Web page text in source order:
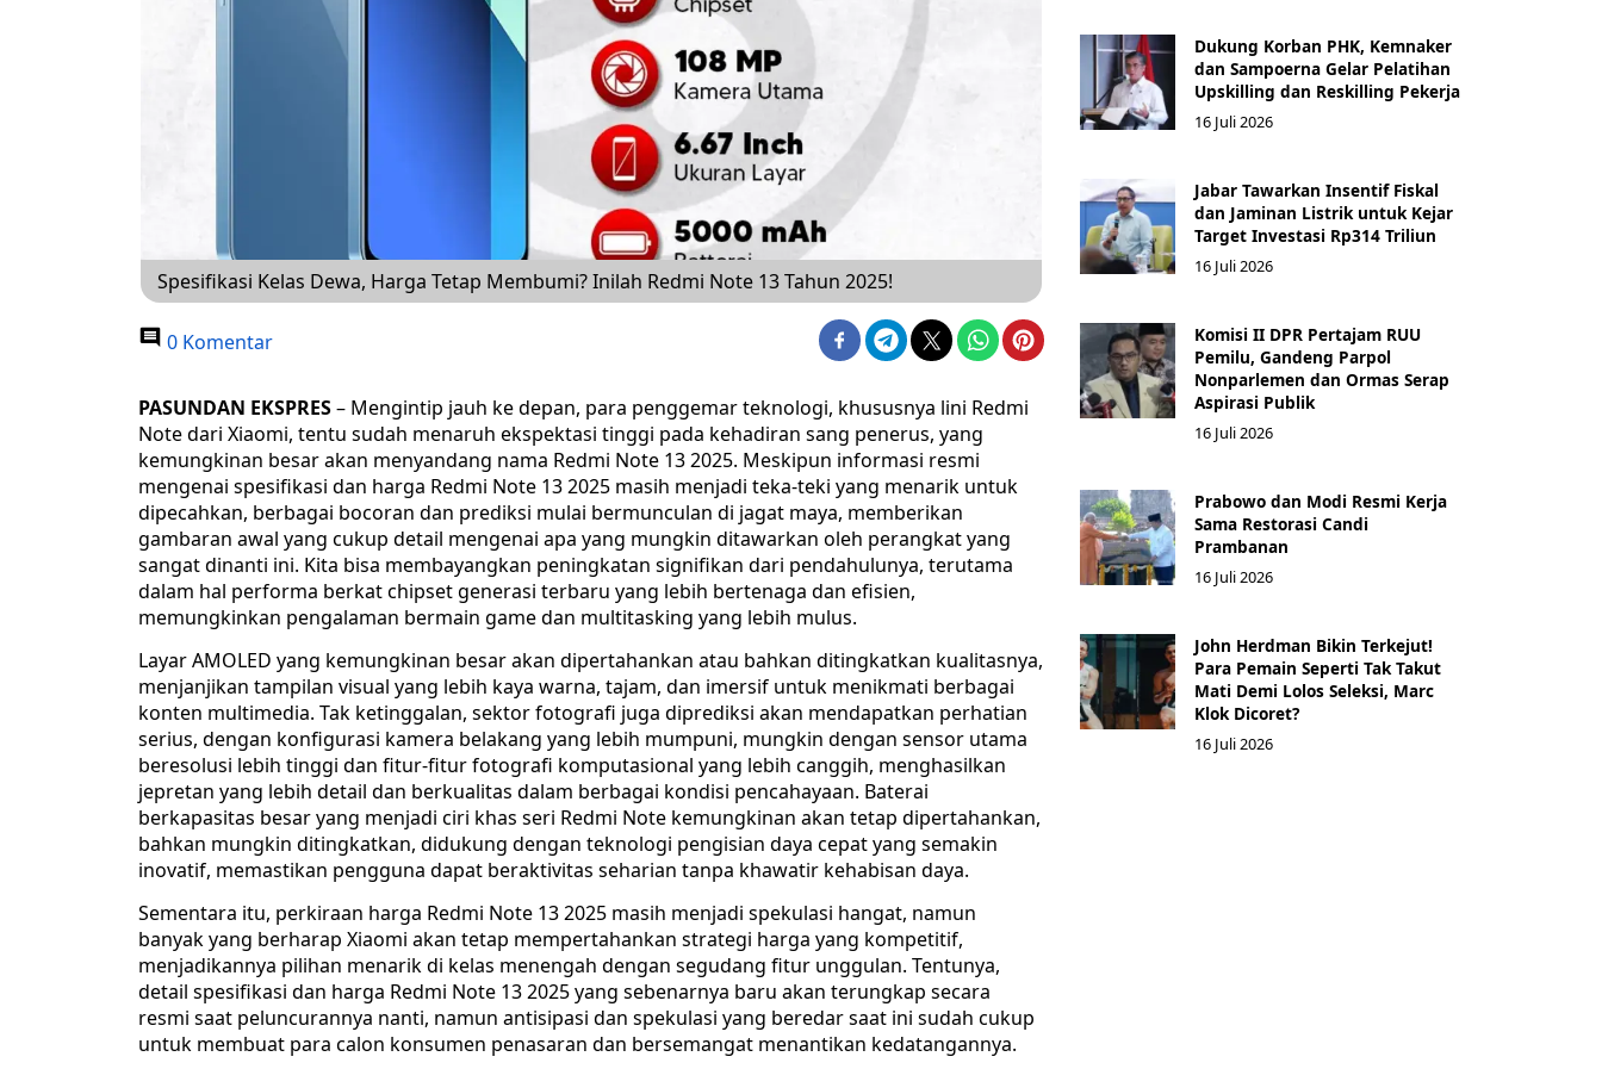
Spesifikasi Kelas Dewa, Harga Tetap Membumi? Inilah Redmi Note 13 Tahun 2025!
0 Komentar
PASUNDAN EKSPRES– Mengintip jauh ke depan, para penggemar teknologi, khususnya lini Redmi
Note dari Xiaomi, tentu sudah menaruh ekspektasi tinggi pada kehadiran sang penerus, yang
kemungkinan besar akan menyandang nama Redmi Note 13 2025. Meskipun informasi resmi
mengenai spesifikasi dan harga Redmi Note 13 2025 masih menjadi teka-teki yang menarik untuk
dipecahkan, berbagai bocoran dan prediksi mulai bermunculan di jagat maya, memberikan
gambaran awal yang cukup detail mengenai apa yang mungkin ditawarkan oleh perangkat yang
sangat dinanti ini. Kita bisa membayangkan peningkatan signifikan dari pendahulunya, terutama
dalam hal performa berkat chipset generasi terbaru yang lebih bertenaga dan efisien,
memungkinkan pengalaman bermain game dan multitasking yang lebih mulus.
Layar AMOLED yang kemungkinan besar akan dipertahankan atau bahkan ditingkatkan kualitasnya,
menjanjikan tampilan visual yang lebih kaya warna, tajam, dan imersif untuk menikmati berbagai
konten multimedia. Tak ketinggalan, sektor fotografi juga diprediksi akan mendapatkan perhatian
serius, dengan konfigurasi kamera belakang yang lebih mumpuni, mungkin dengan sensor utama
beresolusi lebih tinggi dan fitur-fitur fotografi komputasional yang lebih canggih, menghasilkan
jepretan yang lebih detail dan berkualitas dalam berbagai kondisi pencahayaan. Baterai
berkapasitas besar yang menjadi ciri khas seri Redmi Note kemungkinan akan tetap dipertahankan,
bahkan mungkin ditingkatkan, didukung dengan teknologi pengisian daya cepat yang semakin
inovatif, memastikan pengguna dapat beraktivitas seharian tanpa khawatir kehabisan daya.
Sementara itu, perkiraan harga Redmi Note 13 2025 masih menjadi spekulasi hangat, namun
banyak yang berharap Xiaomi akan tetap mempertahankan strategi harga yang kompetitif,
menjadikannya pilihan menarik di kelas menengah dengan segudang fitur unggulan. Tentunya,
detail spesifikasi dan harga Redmi Note 13 2025 yang sebenarnya baru akan terungkap secara
resmi saat peluncurannya nanti, namun antisipasi dan spekulasi yang beredar saat ini sudah cukup
untuk membuat para calon konsumen penasaran dan bersemangat menantikan kedatangannya.
Dukung Korban PHK, Kemnaker
dan Sampoerna Gelar Pelatihan
Upskilling dan Reskilling Pekerja
16 Juli 2026
Jabar Tawarkan Insentif Fiskal
dan Jaminan Listrik untuk Kejar
Target Investasi Rp314 Triliun
16 Juli 2026
Komisi II DPR Pertajam RUU
Pemilu, Gandeng Parpol
Nonparlemen dan Ormas Serap
Aspirasi Publik
16 Juli 2026
Prabowo dan Modi Resmi Kerja
Sama Restorasi Candi
Prambanan
16 Juli 2026
John Herdman Bikin Terkejut!
Para Pemain Seperti Tak Takut
Mati Demi Lolos Seleksi, Marc
Klok Dicoret?
16 Juli 2026